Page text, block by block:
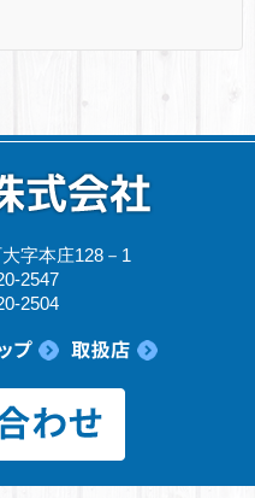
字本庄128－1
2547
2504